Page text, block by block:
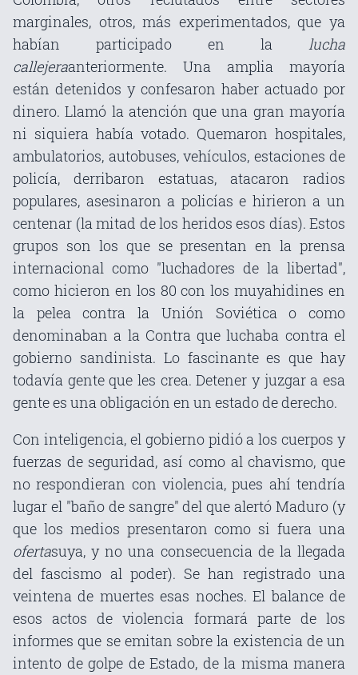
marginales, otros, más experimentados, que ya
habían participado en la lucha
callejeraanteriormente. Una amplia mayoría
están detenidos y confesaron haber actuado por
dinero. Llamó la atención que una gran mayoría
ni siquiera había votado. Quemaron hospitales,
ambulatorios, autobuses, vehículos, estaciones de
policía, derribaron estatuas, atacaron radios
populares, asesinaron a policías e hirieron a un
centenar (la mitad de los heridos esos días). Estos
grupos son los que se presentan en la prensa
internacional como "luchadores de la libertad",
como hicieron en los 80 con los muyahidines en
la pelea contra la Unión Soviética o como
denominaban a la Contra que luchaba contra el
gobierno sandinista. Lo fascinante es que hay
todavía gente que les crea. Detener y juzgar a esa
gente es una obligación en un estado de derecho.
Con inteligencia, el gobierno pidió a los cuerpos y
fuerzas de seguridad, así como al chavismo, que
no respondieran con violencia, pues ahí tendría
lugar el "baño de sangre" del que alertó Maduro (y
que los medios presentaron como si fuera una
ofertasuya, y no una consecuencia de la llegada
del fascismo al poder). Se han registrado una
veintena de muertes esas noches. El balance de
esos actos de violencia formará parte de los
informes que se emitan sobre la existencia de un
intento de golpe de Estado, de la misma manera